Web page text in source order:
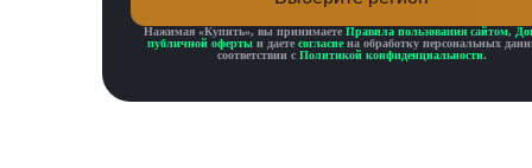
Нажимая «Купить», вы принимаете Правила пользования сайтом,
публичной оферты и даете согласие на обработку персональных
соответствии с Политикой конфиденциальности.